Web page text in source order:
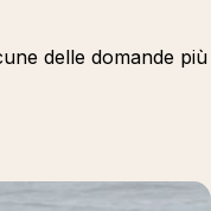
delle domande più